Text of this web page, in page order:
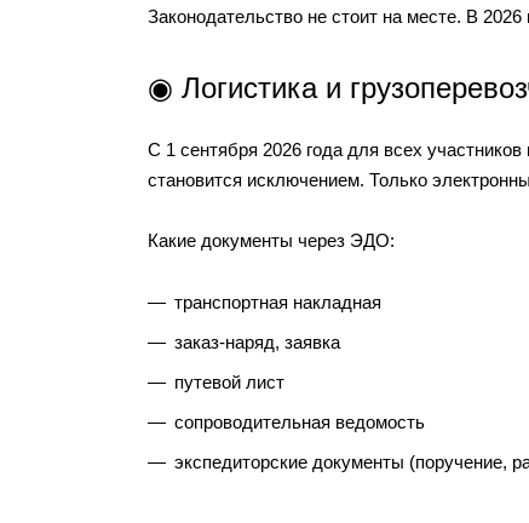
Законодательство не стоит на месте. В
◉ Логистика и
С 1 сентября 2026 года для всех
становится исключением. Только
Какие документы через ЭДО:
транспортная накладная
заказ-наряд, заявка
путевой лист
сопроводительная ведомость
экспедиторские документы (поручение,